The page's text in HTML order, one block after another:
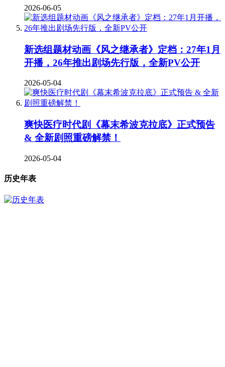
2026-06-05
新选组题材动画《风之继承者》定档：27年1月
开播，26年推出剧场先行版，全新PV公开
2026-05-04
爽快医疗时代剧《幕末希波克拉底》正式预告
& 全新剧照重磅解禁！
2026-05-04
历史年表